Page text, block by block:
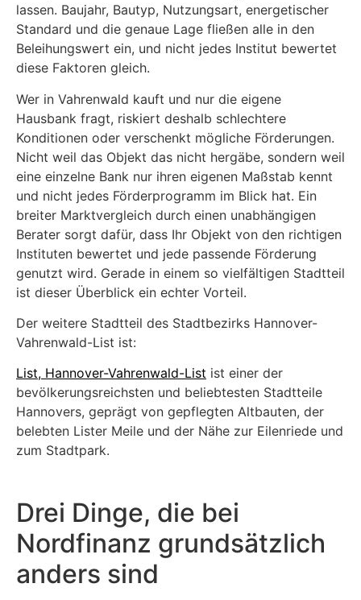
lassen. Baujahr, Bautyp, Nutzungsart, energetischer
Standard und die genaue Lage fließen alle in den
Beleihungswert ein, und nicht jedes Institut bewertet
diese Faktoren gleich.
Wer in Vahrenwald kauft und nur die eigene
Hausbank fragt, riskiert deshalb schlechtere
Konditionen oder verschenkt mögliche Förderungen.
Nicht weil das Objekt das nicht hergäbe, sondern weil
eine einzelne Bank nur ihren eigenen Maßstab kennt
und nicht jedes Förderprogramm im Blick hat. Ein
breiter Marktvergleich durch einen unabhängigen
Berater sorgt dafür, dass Ihr Objekt von den richtigen
Instituten bewertet und jede passende Förderung
genutzt wird. Gerade in einem so vielfältigen Stadtteil
ist dieser Überblick ein echter Vorteil.
Der weitere Stadtteil des Stadtbezirks Hannover-
Vahrenwald-List ist:
List, Hannover-Vahrenwald-List ist einer der
bevölkerungsreichsten und beliebtesten Stadtteile
Hannovers, geprägt von gepflegten Altbauten, der
belebten Lister Meile und der Nähe zur Eilenriede und
zum Stadtpark.
Drei Dinge, die bei
Nordfinanz grundsätzlich
anders sind